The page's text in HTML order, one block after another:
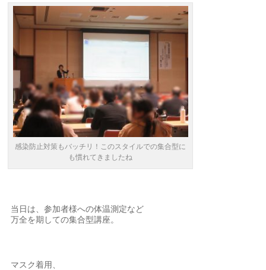
感染防止対策もバッチリ！このスタイルでの集合型に
も慣れてきましたね
当日は、参加者様への体温測定など
万全を期しての集合型講座。
マスク着用、